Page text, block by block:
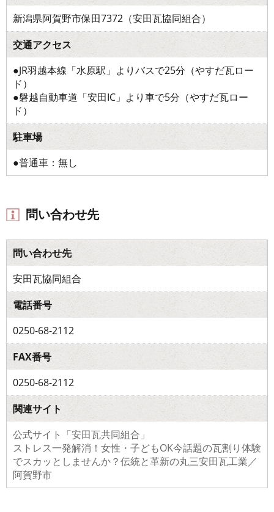
新潟県阿賀野市保田7372（安田瓦協同組合）
交通アクセス
●JR羽越本線「水原駅」よりバスで25分（やすだ瓦ロー
ド）
●磐越自動車道「安田IC」より車で5分（やすだ瓦ロー
ド）
駐車場
●普通車：無し
問い合わせ先
問い合わせ先
安田瓦協同組合
電話番号
0250-68-2112
FAX番号
0250-68-2112
関連サイト
公式サイト「安田瓦共同組合」
ストレス一発解消！女性・子どもOK今話題の瓦割り体験
でスカッとしませんか？伝統と革新の丸三安田瓦工業／
阿賀野市